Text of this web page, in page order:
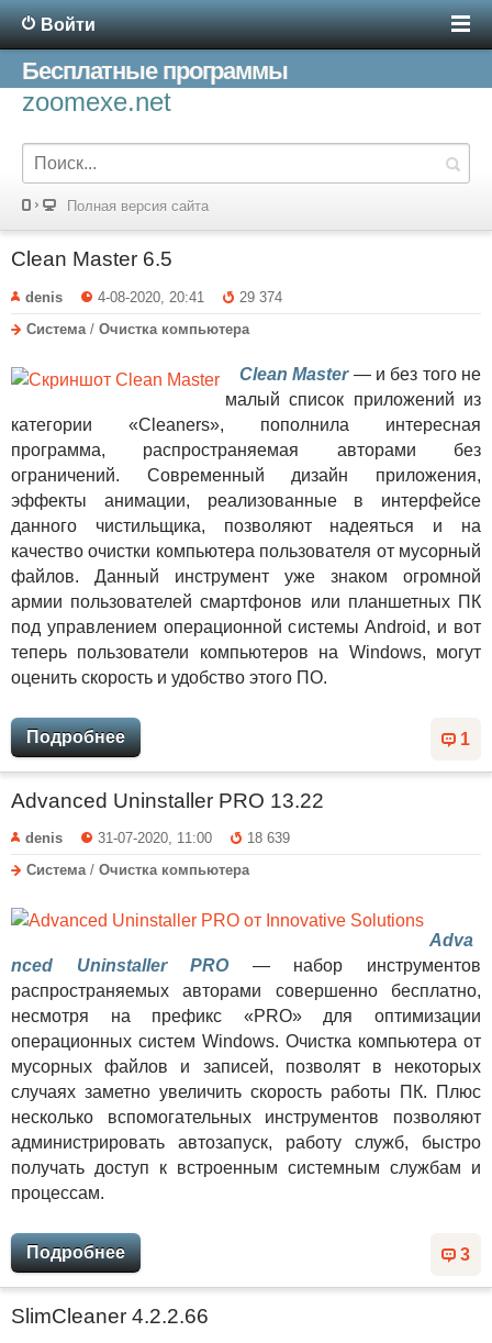
Войти
Бесплатные программы
zoomexe.net
Полная версия сайта
Clean Master 6.5
denis 4-08-2020, 20:41
29 374
Система / Очистка компьютера
Clean Master— и без того не
малый список приложений из
категории «Cleaners», пополнила интересная
программа, распространяемая авторами без
ограничений. Современный дизайн приложения,
эффекты анимации, реализованные в интерфейсе
данного чистильщика, позволяют надеяться и на
качество очистки компьютера пользователя от мусорный
файлов. Данный инструмент уже знаком огромной
армии пользователей смартфонов или планшетных ПК
под управлением операционной системы Android, и вот
теперь пользователи компьютеров на Windows, могут
оценить скорость и удобство этого ПО.
1
Подробнее
Advanced Uninstaller PRO 13.22
denis 31-07-2020, 11:00
18 639
Система/ Очистка компьютера
Adva
nced Uninstaller PRO— набор инструментов
распространяемых авторами совершенно бесплатно,
несмотря на префикс «PRO» для оптимизации
операционных систем Windows. Очистка компьютера от
мусорных файлов и записей, позволят в некоторых
случаях заметно увеличить скорость работы ПК. Плюс
несколько вспомогательных инструментов позволяют
администрировать автозапуск, работу служб, быстро
получать доступ к встроенным системным службам и
процессам.
3
Подробнее
SlimCleaner 4.2.2.66